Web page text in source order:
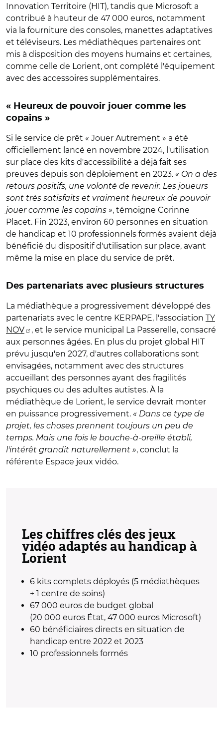
Innovation Territoire (HIT), tandis que Microsoft a
contribué à hauteur de 47 000 euros, notamment
via la fourniture des consoles, manettes adaptatives
et téléviseurs. Les médiathèques partenaires ont
mis à disposition des moyens humains et certaines,
comme celle de Lorient, ont complété l'équipement
avec des accessoires supplémentaires.
« Heureux de pouvoir jouer comme les
copains »
Si le service de prêt « Jouer Autrement » a été
officiellement lancé en novembre 2024, l'utilisation
sur place des kits d'accessibilité a déjà fait ses
preuves depuis son déploiement en 2023. « On a des
retours positifs, une volonté de revenir. Les joueurs
sont très satisfaits et vraiment heureux de pouvoir
jouer comme les copains », témoigne Corinne
Placet. Fin 2023, environ 60 personnes en situation
de handicap et 10 professionnels formés avaient déjà
bénéficié du dispositif d'utilisation sur place, avant
même la mise en place du service de prêt.
Des partenariats avec plusieurs structures
La médiathèque a progressivement développé des
partenariats avec le centre KERPAPE, l'association TY
NOV
, et le service municipal La Passerelle, consacré
aux personnes âgées. En plus du projet global HIT
prévu jusqu'en 2027, d'autres collaborations sont
envisagées, notamment avec des structures
accueillant des personnes ayant des fragilités
psychiques ou des adultes autistes. À la
médiathèque de Lorient, le service devrait monter
en puissance progressivement. « Dans ce type de
projet, les choses prennent toujours un peu de
temps. Mais une fois le bouche-à-oreille établi,
l'intérêt grandit naturellement », conclut la
référente Espace jeux vidéo.
Les chiffres clés des jeux
vidéo adaptés au handicap à
Lorient
6 kits complets déployés (5 médiathèques
+ 1 centre de soins)
67 000 euros de budget global
(20 000 euros État, 47 000 euros Microsoft)
60 bénéficiaires directs en situation de
handicap entre 2022 et 2023
10 professionnels formés